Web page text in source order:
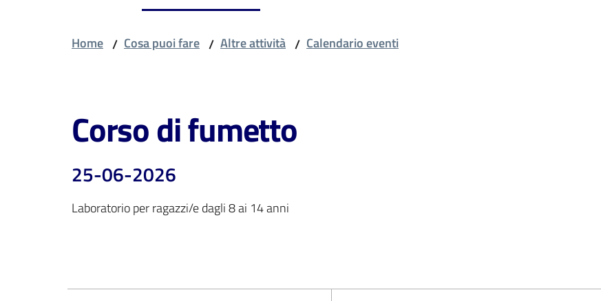
Home / Cosa puoi fare / Altre attività / Calendario eventi
Corso di fumetto
25-06-2026
Laboratorio per ragazzi/e dagli 8 ai 14 anni